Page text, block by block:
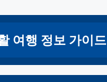
여행 정보 가이드